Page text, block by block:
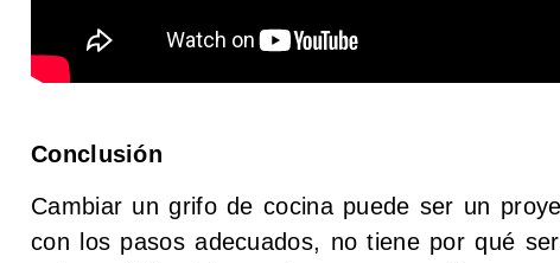
Conclusión
Cambiar un grifo de cocina puede ser un
con los pasos adecuados, no tiene por qué